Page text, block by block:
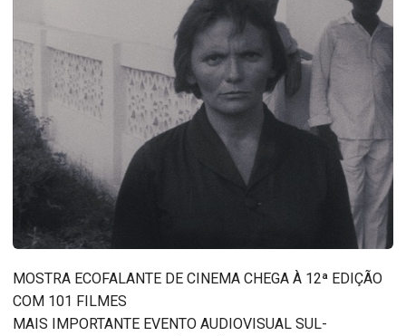
MOSTRA ECOFALANTE DE CINEMA CHEGA À 12ª EDIÇÃO
COM 101 FILMES
MAIS IMPORTANTE EVENTO AUDIOVISUAL SUL-